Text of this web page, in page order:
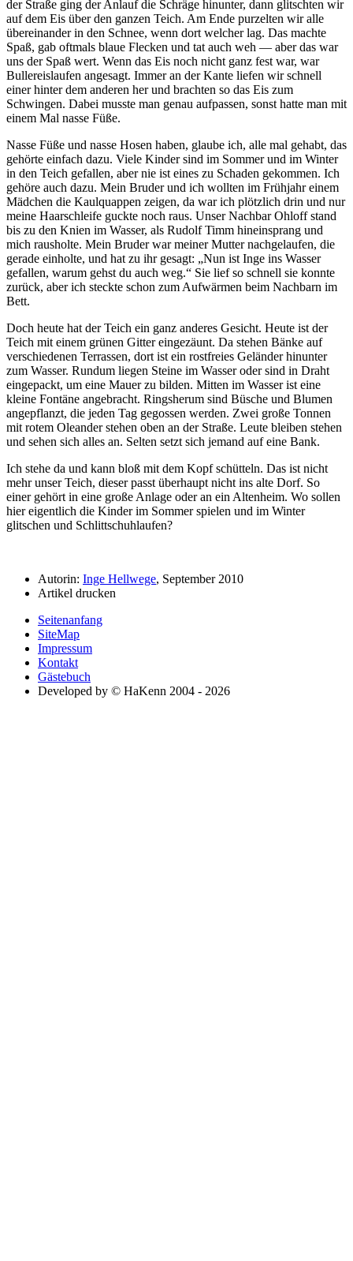
der Straße ging der Anlauf die Schräge hinunter, dann glitschten wir
auf dem Eis über den ganzen Teich. Am Ende purzelten wir alle
übereinander in den Schnee, wenn dort welcher lag. Das machte
Spaß, gab oftmals blaue Flecken und tat auch weh — aber das war
uns der Spaß wert. Wenn das Eis noch nicht ganz fest war, war
Bullereislaufen angesagt. Immer an der Kante liefen wir schnell
einer hinter dem anderen her und brachten so das Eis zum
Schwingen. Dabei musste man genau aufpassen, sonst hatte man mit
einem Mal nasse Füße.
Nasse Füße und nasse Hosen haben, glaube ich, alle mal gehabt, das
gehörte einfach dazu. Viele Kinder sind im Sommer und im Winter
in den Teich gefallen, aber nie ist eines zu Schaden gekommen. Ich
gehöre auch dazu. Mein Bruder und ich wollten im Frühjahr einem
Mädchen die Kaulquappen zeigen, da war ich plötzlich drin und nur
meine Haarschleife guckte noch raus. Unser Nachbar Ohloff stand
bis zu den Knien im Wasser, als Rudolf Timm hineinsprang und
mich rausholte. Mein Bruder war meiner Mutter nachgelaufen, die
gerade einholte, und hat zu ihr gesagt:
Nun ist Inge ins Wasser
gefallen, warum gehst du auch weg.
Sie lief so schnell sie konnte
zurück, aber ich steckte schon zum Aufwärmen beim Nachbarn im
Bett.
Doch heute hat der Teich ein ganz anderes Gesicht. Heute ist der
Teich mit einem grünen Gitter eingezäunt. Da stehen Bänke auf
verschiedenen Terrassen, dort ist ein rostfreies Geländer hinunter
zum Wasser. Rundum liegen Steine im Wasser oder sind in Draht
eingepackt, um eine Mauer zu bilden. Mitten im Wasser ist eine
kleine Fontäne angebracht. Ringsherum sind Büsche und Blumen
angepflanzt, die jeden Tag gegossen werden. Zwei große Tonnen
mit rotem Oleander stehen oben an der Straße. Leute bleiben stehen
und sehen sich alles an. Selten setzt sich jemand auf eine Bank.
Ich stehe da und kann bloß mit dem Kopf schütteln. Das ist nicht
mehr unser Teich, dieser passt überhaupt nicht ins alte Dorf. So
einer gehört in eine große Anlage oder an ein Altenheim. Wo sollen
hier eigentlich die Kinder im Sommer spielen und im Winter
glitschen und Schlittschuhlaufen?
Autorin: Inge Hellwege, September 2010
Artikel drucken
Seitenanfang
SiteMap
Impressum
Kontakt
Gästebuch
Developed by © HaKenn 2004 - 2026